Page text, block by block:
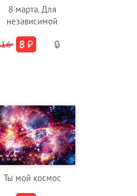
8 марта. Для
независимой
16 8 ₽ 🔒
Ты мой космос